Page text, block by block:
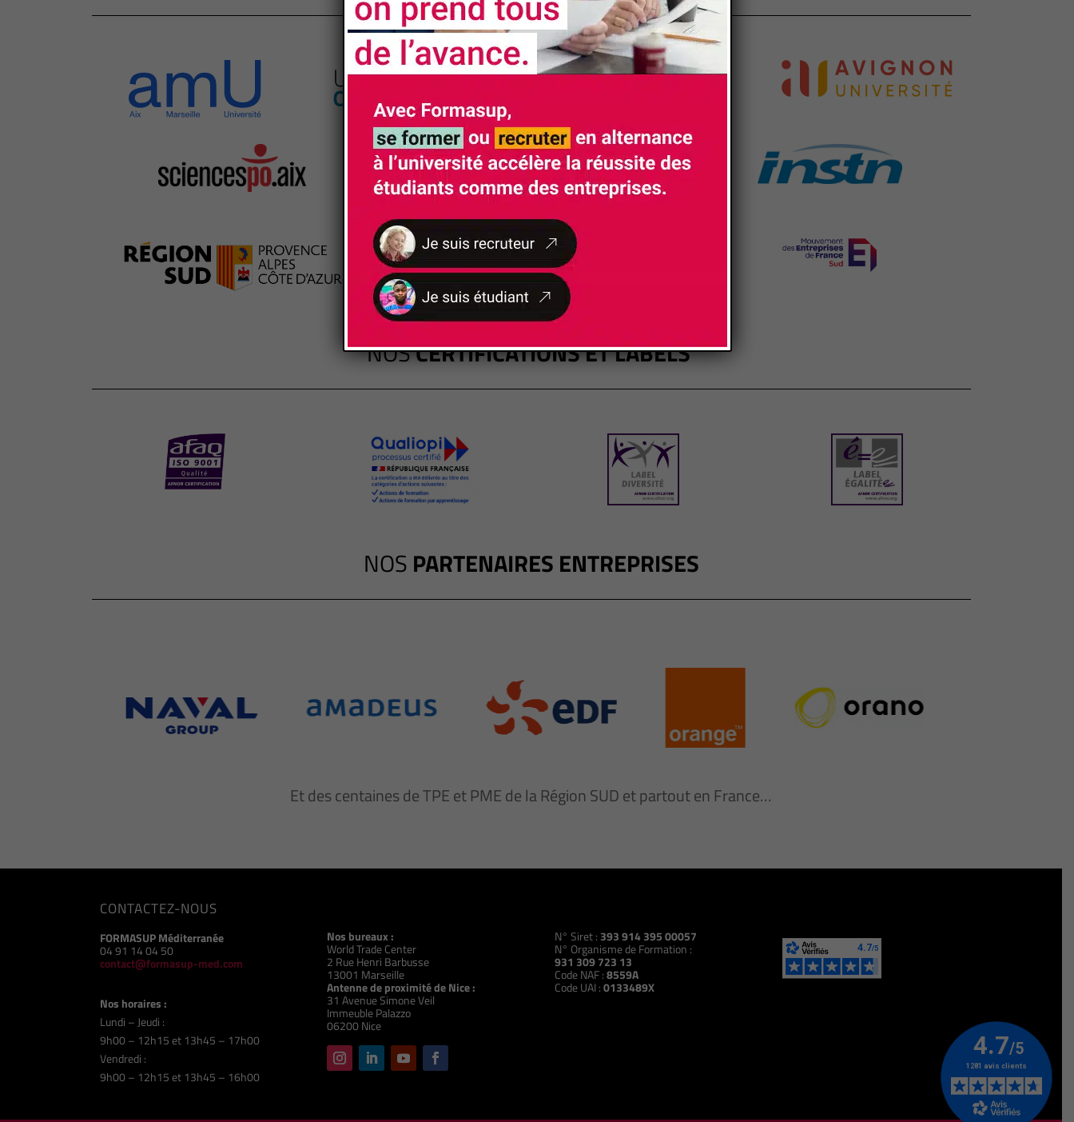
NOSCERTIFICATIONS ET LABELS
NOS PARTENAIRES ENTREPRISES
Et des centaines de TPE et PME de la Région SUD et partout en France…
CONTACTEZ-NOUS
FORMASUP Méditerranée
04 91 14 04 50
contact@formasup-med.com
Nos horaires :
Lundi – Jeudi :
9h00 – 12h15 et 13h45 – 17h00
Vendredi :
9h00 – 12h15 et 13h45 – 16h00
Nos bureaux :
World Trade Center
2 Rue Henri Barbusse
13001 Marseille
Antenne de proximité de Nice :
31 Avenue Simone Veil
Immeuble Palazzo
06200 Nice
N° Siret : 393 914 395 00057
N° Organisme de Formation :
931 309 723 13
Code NAF :8559A
Code UAI :0133489X